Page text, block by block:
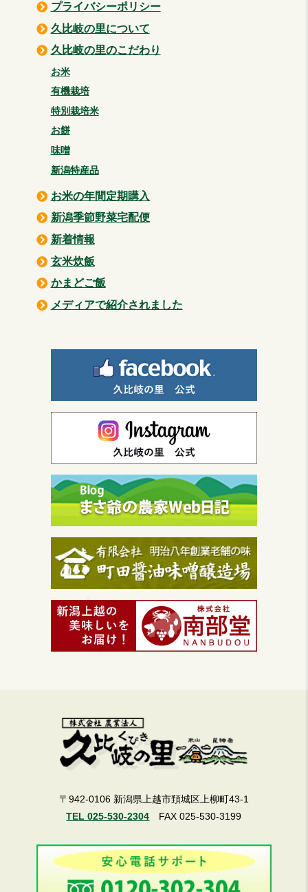
プライバシーポリシー
久比岐の里について
久比岐の里のこだわり
お米
有機栽培
特別栽培米
お餅
味噌
新潟特産品
お米の年間定期購入
新潟季節野菜宅配便
新着情報
玄米炊飯
かまどご飯
メディアで紹介されました
〒942-0106 新潟県上越市頚城区上柳町43-1
TEL 025-530-2304 FAX 025-530-3199